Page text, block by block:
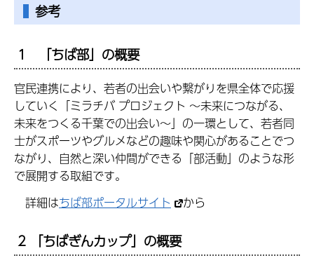
参考
1 「ちば部」の概要
官民連携により、若者の出会いや繋がりを県全体で応援
していく「ミラチバ プロジェクト ～未来につながる、
未来をつくる千葉での出会い～」の一環として、若者同
士がスポーツやグルメなどの趣味や関心があることでつ
ながり、自然と深い仲間ができる「部活動」のような形
で展開する取組です。
詳細はちば部ポータルサイト から
2 「ちばぎんカップ」の概要